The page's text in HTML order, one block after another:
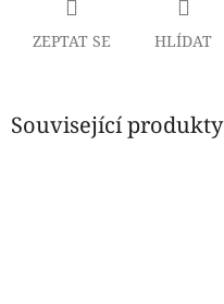
ZEPTAT SE HLÍDAT
Související produkty